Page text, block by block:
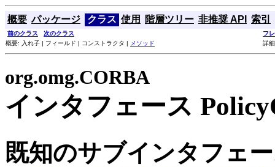
概要 パッケージ クラス 使用 階層ツリー 非推奨 API 索引
前のクラス 次のクラス
フ
概要: 入れ子 | フィールド | コンストラクタ |
メソッド 詳
org.omg.CORBA
インタフェース
既知のサブインタフェ